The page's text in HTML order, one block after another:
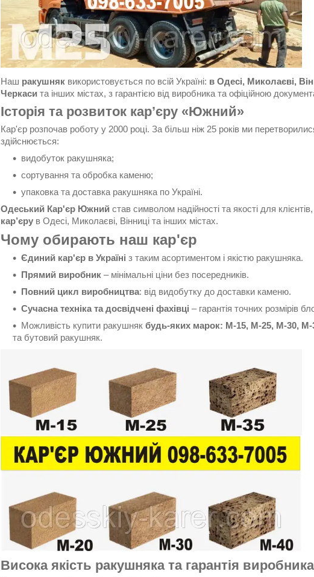
Наш ракушняк використовується по всій Україні: в Одесі, Миколаєві,
Черкаси та інших містах, з гарантією від виробника та офіційною
Історія та розвиток кар’єру «Южний»
Кар'єр розпочав роботу у 2000 році. За більш ніж 25 років ми
здійснюється:
видобуток ракушняка;
сортування та обробка каменю;
упаковка та доставка ракушняка по Україні.
Одеський Кар'єр Южний став символом надійності та якості для клієнтів,
кар’єру в Одесі, Миколаєві, Вінниці та інших містах.
Чому обирають наш кар'єр
Єдиний кар'єр в Україні з таким асортиментом і якістю ракушняка.
Прямий виробник – мінімальні ціни без посередників.
Повний цикл виробництва: від видобутку до доставки каменю.
Сучасна техніка та досвідчені фахівці – гарантія точних розмірів
Можливість купити ракушняк будь-яких марок: М-15, М-25, М-30, М-
та бутовий ракушняк.
Висока якість ракушняка та гарантія виробника